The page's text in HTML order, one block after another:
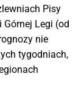
Pisy
Górnej Legi (od
nie
tygodniach,